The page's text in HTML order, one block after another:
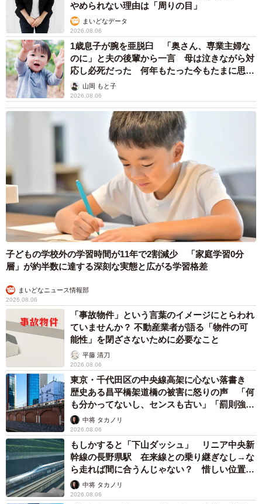
更に、オンラインゲームは些細なことで喧嘩になることが
あります。その時に、下の名前や個人を特定するヒントが
わかってしまうと、「お前、ダレソレだろう。もう住所も
わかっている。今からお前の家行く」と脅したりする悪い
人もいます。そして、言われた子どもは案外信じてしま
い、親にもいえず、不当な要求をのんでしまったりしま
す。
3/3
実はこんな雰囲気を装っているかも…（ryanking999/stock.adobe.com）
身バレは単に恥ずかしいという子どもの心情
このように、いじめやトラブルに発展する例をいくつかあ
げましたが、子どもにとっては、危険より単に恥ずかしい
という心境のようです。例えばゲーム内のボイチャネーム
（ハンドルネーム）は、かっこいい名前にしているのに、
本名で、親から「ナントカちゃ～ん」と呼ばれれば、ゲー
ム内で作り上げたイメージはぶち壊しになったり、普段
は、おかんとかお袋と少々悪ぶって呼んでいるのに、ボイ
チャで母親と仲がいいという家庭内での様子がバレてしま
った等。大人からすると「そんなことで」と思っていて
も、子どもにとっては敏感になる大事な事なのかもしれま
せん。
やめられない理由は「周りの目」
まいどなデータ
2026.08.06
1歳息子が腕を亜脱臼 「奥さん、専業主婦な
のに」と夫の後輩から一言 母は泣きながら対
応し必死だった 何年もたった今もたまに思い
出し…山岡 もと子
2026.08.06
子どもの学校外の学習時間が11年で2割減少 「家庭学習0分
層」が約半数に達する深刻な実態と広がる学習格差
まいどなニュース情報部
2026.08.06
「事故物件」という言葉のイメージにとらわれ
ていませんか？ 不動産業者が語る「物件の可
能性」を閉ざさないために必要なこと
平藤 清刀
2026.08.06
東京・千代田区の中央線高架に心ない落書き
歴史ある昌平橋架道橋の被害に怒りの声 「何
も分かってないし、センスも古い」「罰則強化
して」中将 タカノリ
2026.08.06
もしかすると「下山ダッシュ」 リニア中央新
幹線の長野県駅 在来線との乗り継ぎなし→な
ら走れば間に合うんじゃない？ 惜しい位置関
係が反響
中将 タカノリ
2026.08.06